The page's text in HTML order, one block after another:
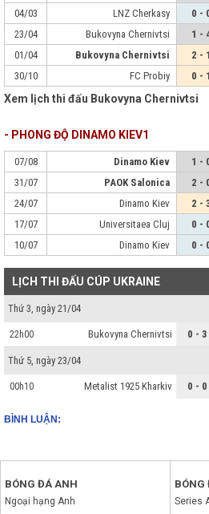
04/03
LNZ Cherkasy 0 -
23/04
Bukovyna Chernivtsi 1 -
01/04
Bukovyna Chernivtsi 2 - 1
30/10
FC Probiy 0 - 1
Xem lịch thi đấu Bukovyna Chernivtsi
- PHONG ĐỘ DINAMO KIEV1
07/08 Dinamo Kiev 1 -
31/07
PAOK Salonica 2 -
24/07
Dinamo Kiev 2 -
17/07
Universitaea Cluj 0 -
10/07
Dinamo Kiev 0 -
LỊCH THI ĐẤU CÚP UKRAINE
Thứ 3, ngày 21/04
22h00 Bukovyna Chernivtsi 0 - 3
Thứ 5, ngày 23/04
00h10 Metalist 1925 Kharkiv 0 - 0
BÌNH LUẬN:
BÓNG ĐÁ ANH
Ngoại hạng Anh
BÓNG
Series